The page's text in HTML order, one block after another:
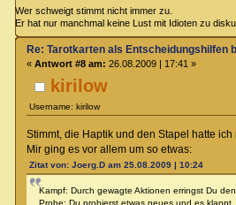
Wer schweigt stimmt nicht immer zu.
Er hat nur manchmal keine Lust mit Idioten zu
kirilow
Username: kirilow
Re: Tarotkarten als Entscheidungshilfen
« Antwort #8 am: 26.08.2009 | 17:41 »
Stimmt, die Haptik und den Stapel hatte ich
Mir ging es vor allem um so etwas:
Zitat von: Joerg.D am 25.08.2009 | 10:24
Kampf: Durch gewagte Aktionen erringst Du
Probe: Du probierst etwas neues und es klappt